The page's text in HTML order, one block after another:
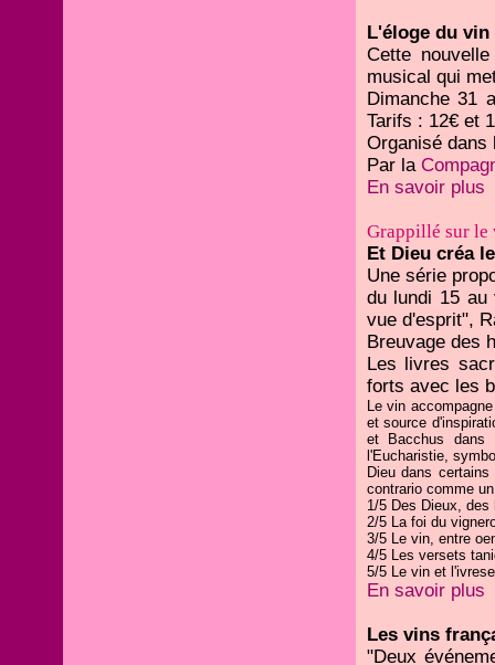
L'éloge du vin
Cette
musical qui
Dimanche 31
Tarifs : 12€ et
Organisé dans
Par la
En savoir plus
Grappillé sur le
Et Dieu créa
Une série
du lundi 15 au
vue d'esprit",
Breuvage des
Les livres
forts avec les
Le vin
et source
et Bacchus dans
l'Eucharistie,
Dieu dans
contrario comme
1/5 Des Dieux,
2/5 La foi du
3/5 Le vin, entre
4/5 Les versets
5/5 Le vin et
En savoir plus
Les vins
"Deux